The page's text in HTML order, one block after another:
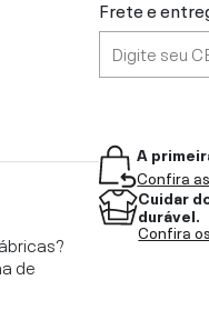
de
Frete e
A
Confira
Cuidar
durável.
Confira